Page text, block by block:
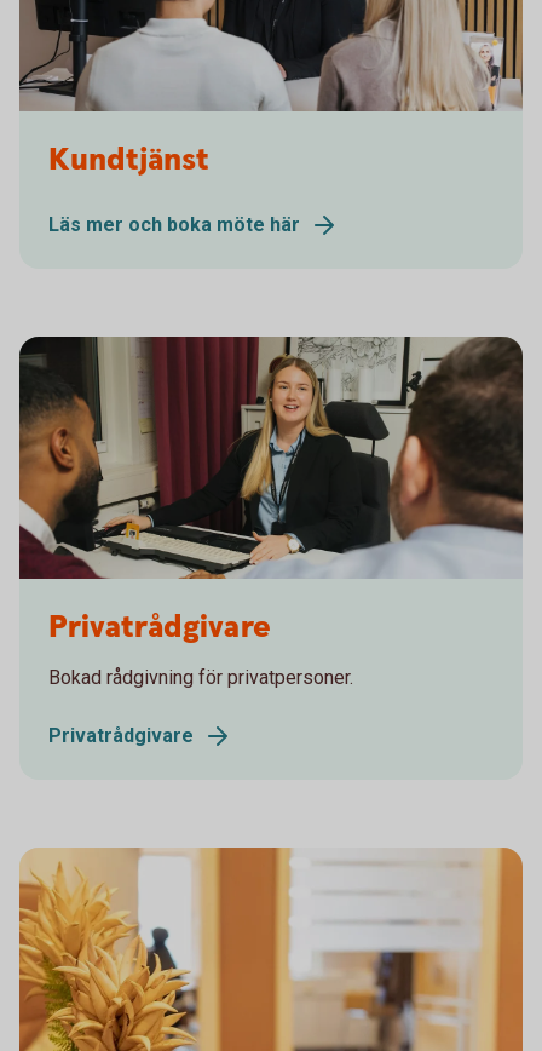
Kundtjänst
Läs mer och boka möte här
Privatrådgivare
Bokad rådgivning för privatpersoner.
Privatrådgivare